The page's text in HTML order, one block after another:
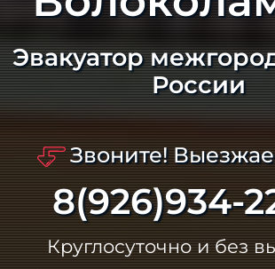
Эвакуатор
России
Звоните!
8(926)934-
Круглосуточно и без